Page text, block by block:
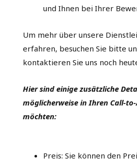
und Ihnen bei Ihrer
Um mehr über unsere
erfahren, besuchen Sie bitte
kontaktieren Sie uns noch
Hier sind einige zusätzliche
möglicherweise in Ihren Call-
möchten:
Preis: Sie können den